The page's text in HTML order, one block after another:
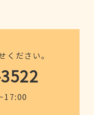
ください。